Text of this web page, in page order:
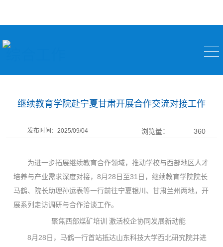
继续教育学院赴宁夏甘肃开展合作交流对接工作
发布时间：2025/09/04 浏览量： 360
为进一步拓展继续教育合作领域，推动学校与西部地区人才
培养与产业需求深度对接，8月28日至31日，继续教育学院院长
马鹤、院长助理孙运表等一行前往宁夏银川、甘肃兰州两地，开
展系列走访调研与合作洽谈工作。
聚焦西部煤矿培训 激活校企协同发展新动能
8月28日，马鹤一行首站抵达山东科技大学西北研究院并进